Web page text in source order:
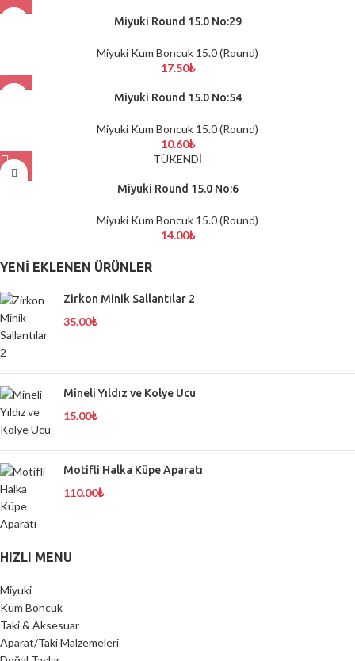
Miyuki Round 15.0 No:29
Miyuki Kum Boncuk 15.0 (Round)
17.50₺
Miyuki Round 15.0 No:54
Miyuki Kum Boncuk 15.0 (Round)
10.60₺
TÜKENDİ
Miyuki Round 15.0 No:6
Miyuki Kum Boncuk 15.0 (Round)
14.00₺
YENI EKLENEN ÜRÜNLER
Zirkon Minik Sallantılar 2
35.00₺
Mineli Yıldız ve Kolye Ucu
15.00₺
Motifli Halka Küpe Aparatı
110.00₺
HIZLI MENU
Miyuki
Kum Boncuk
Taki & Aksesuar
Aparat/Taki Malzemeleri